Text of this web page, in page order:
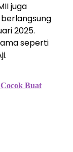
juga
2025.
seperti
Buat